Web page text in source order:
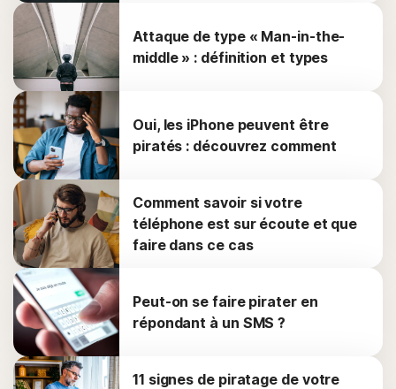
Attaque de type « Man-in-the-
middle » : définition et types
Oui, les iPhone peuvent être
piratés : découvrez comment
Comment savoir si votre
téléphone est sur écoute et que
faire dans ce cas
Peut-on se faire pirater en
répondant à un SMS ?
11 signes de piratage de votre